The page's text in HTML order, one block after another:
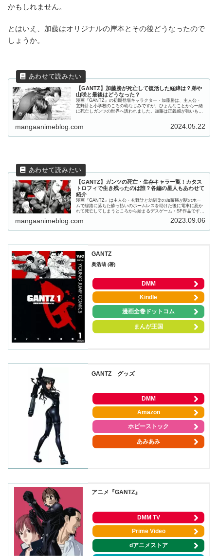
かもしれません。
とはいえ、加藤はオリジナルの岸本とその後どうなったので
しょうか。
【GANTZ】加藤勝が死亡して復活した経緯は？弟や
山咲と最後はどうなった？
漫画『GANTZ』の初期登場キャラクター・加藤勝は、主人公・
玄野計と小学校のころの幼なじみですが、ひょんなことから一緒
に死亡しガンツの世界へ誘われました。加藤は正義感が強いもの
mangaanimeblog.com 2024.05.22
【GANTZ】ガンツの死亡・生存キャラ一覧！カタス
トロフィで生き残ったのは誰？各編の星人もあわせて
紹介
漫画『GANTZ』は主人公・玄野計と幼馴染の加藤勝が駅のホー
ムで線路に落ちた酔っ払いのホームレスを助けた後に電車に惹か
れて死亡してしまうところから始まるデスゲーム・SF作品です。
殺し...
mangaanimeblog.com 2023.09.06
GANTZ
奥浩哉 (著)
DMM
Kindle
漫画全巻ドットコム
まんが王国
GANTZ グッズ
DMM
Amazon
ホビーストック
あみあみ
アニメ『GANTZ』
DMM TV
Prime Video
dアニメストア